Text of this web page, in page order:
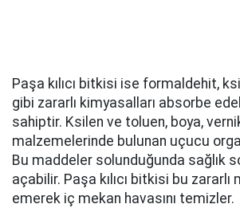
Paşa kılıcı bitkisi ise formaldehit,
gibi zararlı kimyasalları absorbe
sahiptir. Ksilen ve toluen, boya,
malzemelerinde bulunan uçucu
Bu maddeler solunduğunda sağlık
açabilir. Paşa kılıcı bitkisi bu zararlı
emerek iç mekan havasını temizler.